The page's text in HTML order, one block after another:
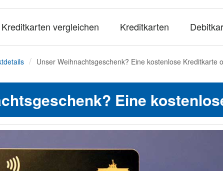
Kreditkarten vergleichen Kreditkarten
Unser Weihnachtsgeschenk? Eine kostenlose Kreditkarte
Eine